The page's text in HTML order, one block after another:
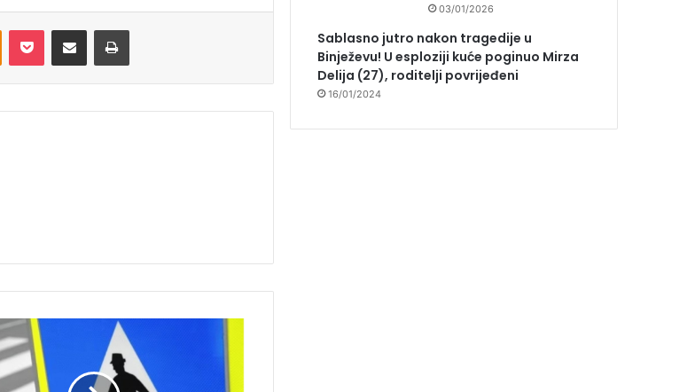
Odnoklassniki
Pocket Share via Email Print
03/01/2026
Sablasno jutro nakon tragedije u
Binježevu! U esploziji kuće poginuo Mirza
Delija (27), roditelji povrijeđeni
16/01/2024